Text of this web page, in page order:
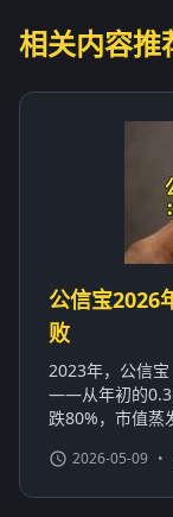
相关内容推
公信宝2026
败
2023年，公信
——从年初的0.3
跌80%，市值蒸
2026-05-09 •